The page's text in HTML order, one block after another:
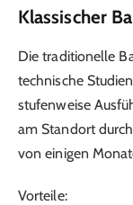
Klassischer
Die traditionelle
technische
stufenweise
am Standort
von einigen
Vorteile: